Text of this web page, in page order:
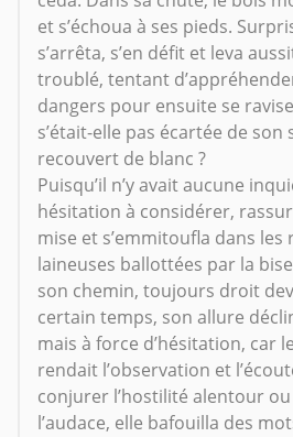
et s’échoua à ses pieds.
s’arrêta, s’en défit et leva
troublé, tentant
dangers pour ensuite se
s’était-elle pas écartée de
recouvert de blanc ?
Puisqu’il n’y avait aucune
hésitation à considérer,
mise et s’emmitoufla dans
laineuses ballottées par la
son chemin, toujours droit
certain temps, son allure
mais à force d’hésitation, car
rendait l’observation et
conjurer l’hostilité alentour
l’audace, elle bafouilla des